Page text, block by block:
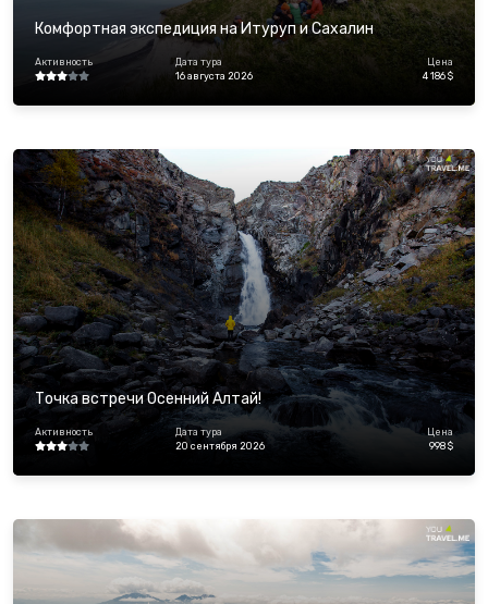
Комфортная экспедиция на Итуруп и Сахалин
Активность
Дата тура
16 августа 2026
Цена
4 186 $
Точка встречи Осенний Алтай!
Активность
Дата тура
20 сентября 2026
Цена
998 $